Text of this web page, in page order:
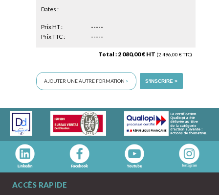
Total : 2 080,00 € HT (2 496,00 € TTC)
Dates :
Prix HT :
-----
Prix TTC :
-----
AJOUTER UNE AUTRE FORMATION > S'INSCRIRE >
ACCÈS RAPIDE